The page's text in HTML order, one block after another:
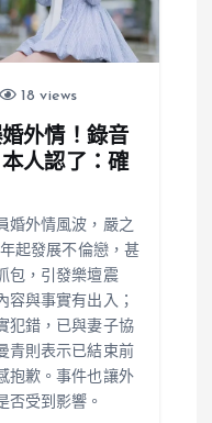
18 views
外情！錄音
人認了：確
婚外情風波，嚴之
起發展不倫戀，甚
包，引發樂壇震
容與事實有出入；
犯錯，已與妻子協
青則表示已結束前
抱歉。事件也讓外
否受到影響。